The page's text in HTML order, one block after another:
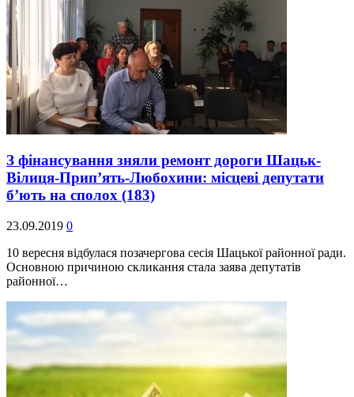
З фінансування зняли ремонт дороги Шацьк-
Вілиця-Прип’ять-Любохини: місцеві депутати
б’ють на сполох (183)
23.09.2019 0
10 вересня відбулася позачергова сесія Шацької районної ради.
Основною причиною скликання стала заява депутатів
районної…